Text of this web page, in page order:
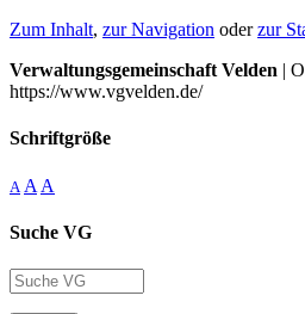
Zum Inhalt, zur Navigation oderzur
Verwaltungsgemeinschaft Velden |
https://www.vgvelden.de/
Schriftgröße
A A A
Suche VG